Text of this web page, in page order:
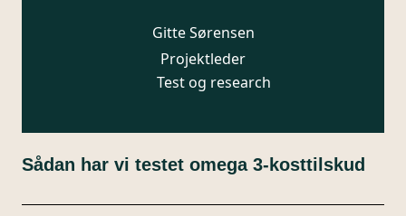
Gitte Sørensen
Projektleder
Test og research
Sådan har vi testet omega 3-kosttilskud